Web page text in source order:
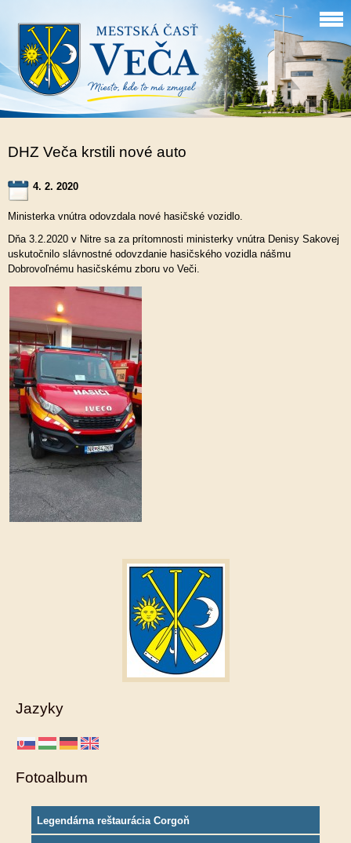
DHZ Veča krstili nové auto
4. 2. 2020
Ministerka vnútra odovzdala nové hasičské vozidlo.
Dňa 3.2.2020 v Nitre sa za prítomnosti ministerky vnútra Denisy Sakovej
uskutočnilo slávnostné odovzdanie hasičského vozidla nášmu
Dobrovoľnému hasičskému zboru vo Veči.
Jazyky
Fotoalbum
Legendárna reštaurácia Corgoň